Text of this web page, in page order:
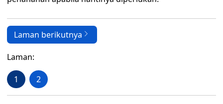
Laman berikutnya
Laman:
1 2